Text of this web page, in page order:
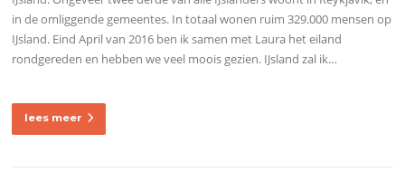
in de omliggende gemeentes. In totaal wonen ruim 329.000 mensen op
IJsland. Eind April van 2016 ben ik samen met Laura het eiland
rondgereden en hebben we veel moois gezien. IJsland zal ik…
lees meer